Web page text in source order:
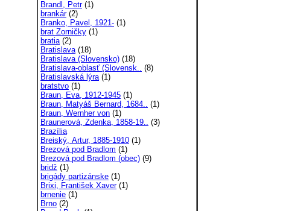
Brandl, Petr(1)
brankár(2)
Branko, Pavel, 1921- (1)
brat Zorničky (1)
bratia(2)
Bratislava(18)
Bratislava (Slovensko) (18)
Bratislava-oblasť (Slovensk.. (8)
Bratislavská lýra(1)
bratstvo (1)
Braun, Eva, 1912-1945 (1)
Braun, Matyáš Bernard, 1684.. (1)
Braun, Wernher von (1)
Braunerová, Zdenka, 1858-19.. (3)
Brazília
Breiský, Artur, 1885-1910 (1)
Brezová pod Bradlom (1)
Brezová pod Bradlom (obec) (9)
bridž (1)
brigády partizánske (1)
Brixi, František Xaver(1)
brnenie (1)
Brno (2)